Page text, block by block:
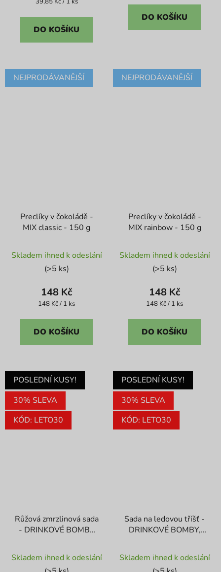
5
DO KOŠÍKU
DO KOŠÍKU
NEJPRODÁVANĚJŠÍ
Preclíky v čokoládě -
MIX classic - 150 g
hodnocení
produktu
je
3,8
5
Skladem ihned k odeslání
(>5 ks)
148 Kč
Měrná
148 Kč / 1 ks
DO KOŠÍKU
NEJPRODÁVANĚJŠÍ
Preclíky v čokoládě -
MIX rainbow - 150 g
hodnocení
produktu
je
5,0
5
Skladem ihned k odeslání
(>5 ks)
148 Kč
Měrná
148 Kč / 1 ks
DO KOŠÍKU
POSLEDNÍ KUSY!
30% SLEVA
KÓD: LETO30
Růžová zmrzlinová sada
- DRINKOVÉ BOMBY
hodnocení
Skladem ihned k odeslání
POSLEDNÍ KUSY!
30% SLEVA
KÓD: LETO30
Sada na ledovou tříšť -
DRINKOVÉ BOMBY,
hodnocení
Skladem ihned k odeslání